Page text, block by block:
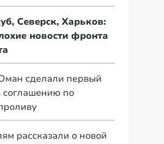
Северск, Харьков:
новости фронта
сделали первый
соглашению по
рассказали о новой